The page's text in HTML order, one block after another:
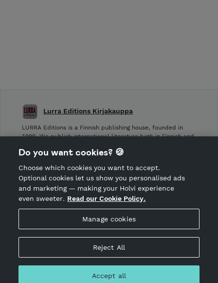
Hosted by Holvi
Holvi Payment Services Ltd is regulated by the Financial
© 2026 Holvi Payment Services Ltd.
Lurra Editions Kirjakauppa
LURRA Editions is a Finnish publishing house, founded in
1999. We publish international literature both in Finnish and
CANCEL ORDER
Do you want cookies? 🍪
Choose which cookies you want to accept.
Optional cookies let us show you personalised ads
and marketing — making your Holvi experience
even sweeter. Read our Cookie Policy.
Manage cookies
Reject All
Accept all